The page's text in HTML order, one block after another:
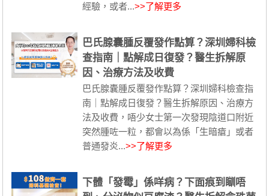
經驗，或者...>>了解更多
巴氏腺囊腫反覆發作點算？深圳婦科檢
查指南｜點解成日復發？醫生拆解原
因、治療方法及收費
巴氏腺囊腫反覆發作點算？深圳婦科檢查指
南｜點解成日復發？醫生拆解原因、治療方
法及收費，唔少女士第一次發現陰道口附近
突然腫咗一粒，都會以為係「生暗瘡」或者
普通發炎...>>了解更多
下體「發霉」係咩病？下面痕到瞓唔